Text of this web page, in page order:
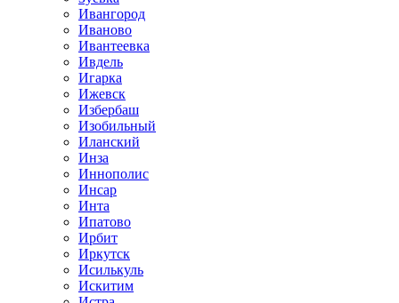
Ивангород
Иваново
Ивантеевка
Ивдель
Игарка
Ижевск
Избербаш
Изобильный
Иланский
Инза
Иннополис
Инсар
Инта
Ипатово
Ирбит
Иркутск
Исилькуль
Искитим